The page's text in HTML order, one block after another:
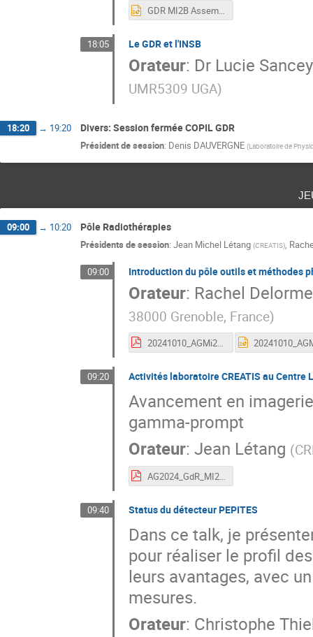
GDR MI2B Assemblée Générale Annuelle Grenoble 2024 Renouvellement.pptx
18:05 Le GDR et l'INSB
Orateur: Dr Lucie Sancey
UMR5309 UGA)
18:20 → 19:20 Divers: Session fermée COPIL GDR
Président de session: Denis DAUVERGNE (Laboratoire de
09:00 → 10:20 Pôle Radiothérapies
Présidents de session: Jean Michel Létang (CREATIS),
09:00 Introduction du pôle outils et méthodes
Orateur: Rachel Delorme
38000 Grenoble, France)
20241010_AGMi2B_PoleRT_RDelorme_intro_bilan.pdf
09:20 Activités laboratoire CREATIS au Centre
Avancement en
gamma-prompt
Orateur: Jean Létang (
AG2024_GdR_MI2B_CREATIS.pdf
09:40 Status du détecteur PEPITES
Dans ce talk, je
pour réaliser le profil
leurs avantages, avec
mesures.
Orateur: Christophe